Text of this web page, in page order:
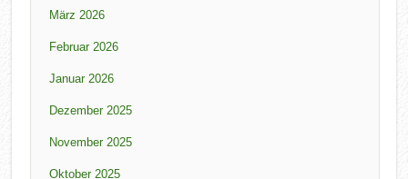
März 2026
Februar 2026
Januar 2026
Dezember 2025
November 2025
Oktober 2025